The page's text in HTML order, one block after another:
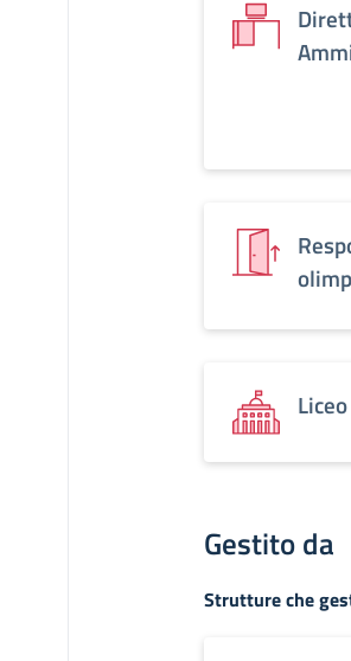
Liceo
Gestito da
Strutture che